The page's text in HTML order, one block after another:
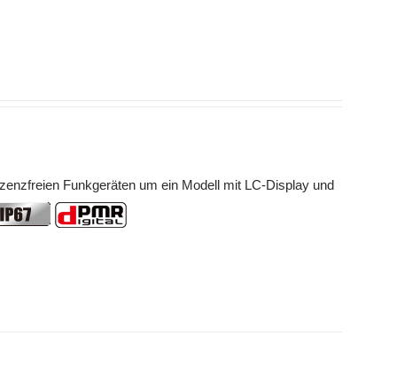
Funkgeräten um ein Modell mit LC-Display und